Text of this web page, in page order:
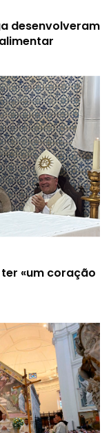
desenvolveram
«um coração